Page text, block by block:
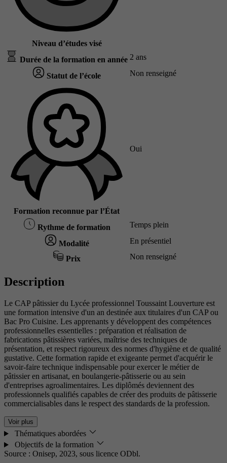
Niveau d’études visé
Durée de la formation en année 2 ans
Statut de l’école Non renseigné
Formation reconnue par l’État
Oui
Rythme de formation Temps plein
Modalité En présentiel
Prix Non renseigné
Description
Le CAP pâtissier du Lycée professionnel Toussaint Louverture est
une formation intensive d'un an destinée aux titulaires d'un CAP ou
Bac Pro Cuisine. Les apprenants y développent des compétences
professionnelles essentielles : préparation et réalisation de
fabrications pâtissières variées, maîtrise des techniques de
présentation, et respect rigoureux des normes d'hygiène et de qualité
gustative. Cette formation rapide et exigeante permet d'acquérir le
savoir-faire technique indispensable pour exercer le métier de
pâtissier en artisanat, en boulangerie-pâtisserie ou au sein
d'entreprises agroalimentaires. Les diplômés deviennent des
professionnels qualifiés capables de créer des produits de pâtisserie
commercialisables dans le respect des standards de la profession.
Voir plus
Thématiques abordées
Objectifs de la formation
Source : Onisep, 2023, sous licence ODbl.